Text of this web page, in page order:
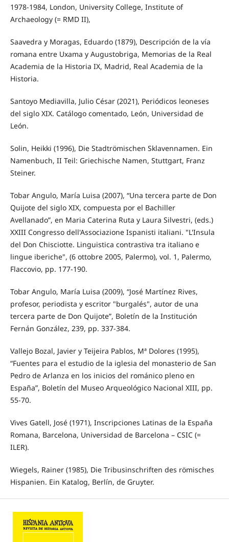
1978-1984, London, University College, Institute of
Archaeology (= RMD II),
Saavedra y Moragas, Eduardo (1879), Descripción de la vía
romana entre Uxama y Augustobriga, Memorias de la Real
Academia de la Historia IX, Madrid, Real Academia de la
Historia.
Santoyo Mediavilla, Julio César (2021), Periódicos leoneses
del siglo XIX. Catálogo comentado, León, Universidad de
León.
Solin, Heikki (1996), Die Stadtrömischen Sklavennamen. Ein
Namenbuch, II Teil: Griechische Namen, Stuttgart, Franz
Steiner.
Tobar Angulo, María Luisa (2007), “Una tercera parte de Don
Quijote del siglo XIX, compuesta por el Bachiller
Avellanado”, en Maria Caterina Ruta y Laura Silvestri, (eds.)
XXIII Congresso dell'Associazione Ispanisti italiani. "L'Insula
del Don Chisciotte. Linguistica contrastiva tra italiano e
lingue iberiche", (6 ottobre 2005, Palermo), vol. 1, Palermo,
Flaccovio, pp. 177-190.
Tobar Angulo, María Luisa (2009), “José Martínez Rives,
profesor, periodista y escritor "burgalés", autor de una
tercera parte de Don Quijote”, Boletín de la Institución
Fernán González, 239, pp. 337-384.
Vallejo Bozal, Javier y Teijeira Pablos, Mª Dolores (1995),
“Fuentes para el estudio de la iglesia del monasterio de San
Pedro de Arlanza en los inicios del románico pleno en
España”, Boletín del Museo Arqueológico Nacional XIII, pp.
55-70.
Vives Gatell, José (1971), Inscripciones Latinas de la España
Romana, Barcelona, Universidad de Barcelona – CSIC (=
ILER).
Wiegels, Rainer (1985), Die Tribusinschriften des römisches
Hispanien. Ein Katalog, Berlín, de Gruyter.